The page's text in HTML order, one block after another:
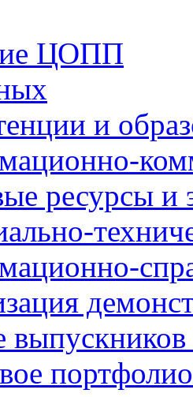
ЦОПП
и
ресурсы и